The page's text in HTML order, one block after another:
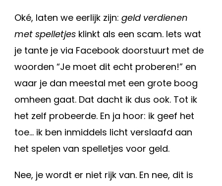
Oké, laten we eerlijk zijn: geld verdienen
met spelletjes klinkt als een scam. Iets wat
je tante je via Facebook doorstuurt met de
woorden “Je moet dit echt proberen!” en
waar je dan meestal met een grote boog
omheen gaat. Dat dacht ik dus ook. Tot ik
het zelf probeerde. En ja hoor: ik geef het
toe… ik ben inmiddels licht verslaafd aan
het spelen van spelletjes voor geld.
Nee, je wordt er niet rijk van. En nee, dit is